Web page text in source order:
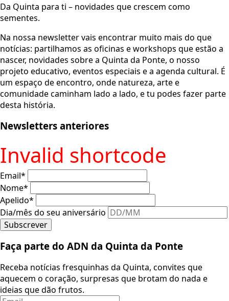
Da Quinta para ti – novidades que crescem como
sementes.
Na nossa newsletter vais encontrar muito mais do que
notícias: partilhamos as oficinas e workshops que estão a
nascer, novidades sobre a Quinta da Ponte, o nosso
projeto educativo, eventos especiais e a agenda cultural. É
um espaço de encontro, onde natureza, arte e
comunidade caminham lado a lado, e tu podes fazer parte
desta história.
Newsletters anteriores
Invalid shortcode
Email*
Nome*
Apelido*
Dia/mês do seu aniversário
Subscrever
Faça parte do ADN da Quinta da Ponte
Receba notícias fresquinhas da Quinta, convites que
aquecem o coração, surpresas que brotam do nada e
ideias que dão frutos.